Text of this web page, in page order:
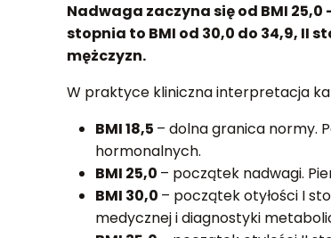
Nadwaga zaczyna się od BMI 25,0
stopnia to BMI od 30,0 do 34,9, II
mężczyzn.
W praktyce kliniczna interpretacja
BMI 18,5 – dolna granica normy.
hormonalnych.
BMI 25,0 – początek nadwagi.
BMI 30,0 – początek otyłości I
medycznej i diagnostyki